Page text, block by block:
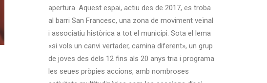
apertura. Aquest espai, actiu des de 2017, es troba
al barri San Francesc, una zona de moviment veïnal
i associatiu històrica a tot el municipi. Sota el lema
«si vols un canvi vertader, camina diferent», un grup
de joves des dels 12 fins als 20 anys tria i programa
les seues pròpies accions, amb nombroses